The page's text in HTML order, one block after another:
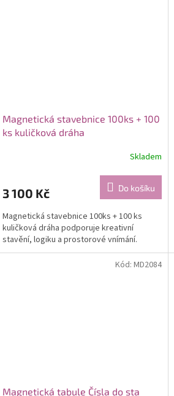
Magnetická stavebnice 100ks + 100
ks kuličková dráha
Skladem
3 100 Kč Do košíku
Magnetická stavebnice 100ks + 100 ks
kuličková dráha podporuje kreativní
stavění, logiku a prostorové vnímání.
Magnetická tabule Čísla do sta
Kód: MD2084